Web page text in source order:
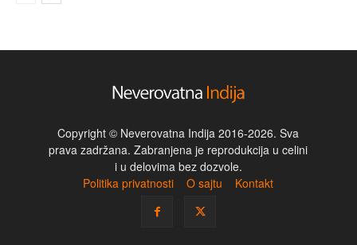
Copyright © Neverovatna Indija 2016-2026. Sva
prava zadržana. Zabranjena je reprodukcija u celini
i u delovima bez dozvole.
Politika privatnosti
O sajtu Kontakt